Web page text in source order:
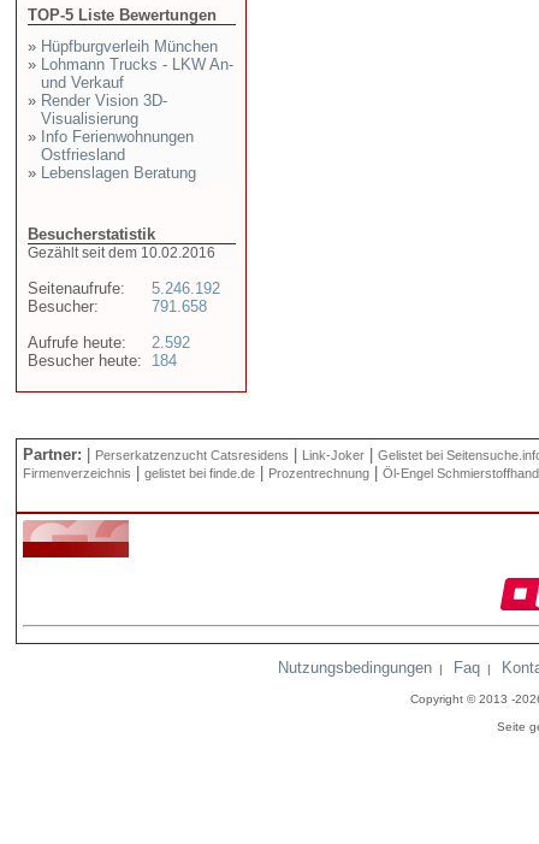
TOP-5 Liste Bewertungen
» Hüpfburgverleih München
» Lohmann Trucks - LKW An-
und Verkauf
» Render Vision 3D-
Visualisierung
» Info Ferienwohnungen
Ostfriesland
» Lebenslagen Beratung
Besucherstatistik
Gezählt seit dem 10.02.2016
Seitenaufrufe:
Besucher:
Aufrufe heute:
Besucher heute:
5.246.192
791.658
2.592
184
Partner: Perserkatzenzucht Catsresidens Link-Joker
Gelistet bei
Firmenverzeichnis
gelistet bei finde.de Prozentrechnung Öl-Engel
Nutzungsbedingungen | Faq |
Copyright © 2013 -
Seite